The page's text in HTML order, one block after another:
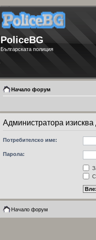
PoliceBG
Българската полиция
Начало форум
Администратора
Потребителско име:
Парола:
Начало форум